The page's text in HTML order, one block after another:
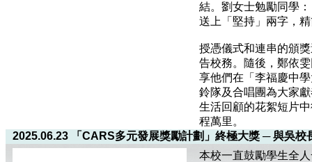
結。劉女士勉勵同學
送上「堅持」兩字，
授憑儀式和連串的頒
告校務。隨後，鄭依
享他們在「李福慶中
鈴隊及合唱團為大家
生活回顧的花絮短片
程萬里。
2025.06.23 「CARS多元發展獎勵計劃」終極大獎 ─ 與吳校
本校一直鼓勵學生全